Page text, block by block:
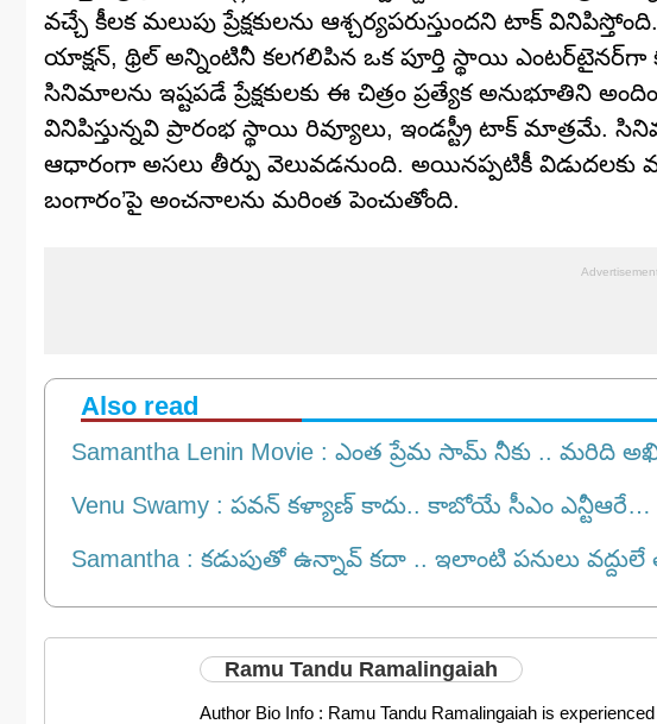
వచ్చే కీలక మలుపు ప్రేక్షకులను ఆశ్చర్యపరుస్తుందని టాక్
యాక్షన్, థ్రిల్ అన్నింటినీ కలగలిపిన ఒక పూర్తి స్థాయి
సినిమాలను ఇష్టపడే ప్రేక్షకులకు ఈ చిత్రం ప్రత్యేక అనుభూతిని
వినిపిస్తున్నవి ప్రారంభ స్థాయి రివ్యూలు, ఇండస్ట్రీ టాక్ మాత్రమే.
ఆధారంగా అసలు తీర్పు వెలువడనుంది. అయినప్పటికీ
బంగారం’పై అంచనాలను మరింత పెంచుతోంది.
Also read
Samantha Lenin Movie : ఎంత ప్రేమ సామ్ నీకు .. మరిది
Venu Swamy : పవన్ కళ్యాణ్ కాదు.. కాబోయే సీఎం
Samantha : కడుపుతో ఉన్నావ్ కదా .. ఇలాంటి పనులు వద్దులే
Ramu Tandu Ramalingaiah
Author Bio Info : Ramu Tandu Ramalingaiah is